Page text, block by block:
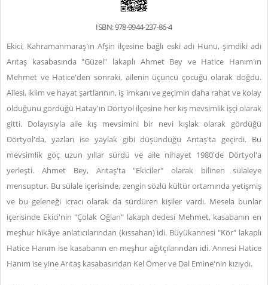
ISBN: 978-9944-237-86-4
Ekici, Kahramanmaraş'ın Afşin ilçesine bağlı eski adı Hunu, şimdiki adı
Arıtaş kasabasında "Güzel" lakaplı Ahmet Bey ve Hatice Hanım'ın
Mehmet ve Hatice'den sonraki, ailenin üçüncü çocuğu olarak doğdu.
Ailesi, iklim ve hayat şartlarının, iş imkanı ve geçimin daha rahat ve kolay
olduğunu gördüğü Hatay'ın Dörtyol ilçesine her kış mevsimlik işçi olarak
gitti. Dolayısıyla aile kış mevsimini bir nevi kışlak olarak gördüğü
Dörtyol'da, yazları ise yaylak gibi düşündüğü Arıtaş'ta geçirdi. Bu
mevsimlik göç uzun yıllar sürdü ve aile nihayet 1980'de Dörtyol'a
yerleşti. Ahmet Bey, Arıtaş'ta "Ekiciler" olarak bilinen sülaleye
mensuptur. Bu sülale içerisinde, zengin sözlü kültür ortamında yetişmiş
ve bu geleneği icracı olarak da sürdüren kişiler vardı. Mesela bunlar
içerisinde Ekici'nin "Çolak Oğlan" lakaplı dedesi Mehmet, kasabanın en
meşhur hikâye anlatıcılarından (kıssahan) idi. Büyükannesi "Kör" lakaplı
Hatice Hanım ise kasabanın en meşhur ağıtçılarından idi. Annesi Hatice
Hanım ise yine Arıtaş kasabasından Kel Ömer ve Dal Emine'nin kızıydı.